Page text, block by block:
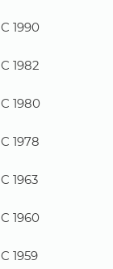
1990
1982
1980
1978
1963
1960
1959